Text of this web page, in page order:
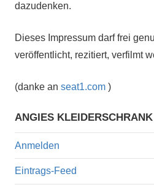
dazudenken.
Dieses Impressum darf frei
veröffentlicht, rezitiert, verfilmt
(danke an seat1.com )
ANGIES KLEIDERSCHRANK
Anmelden
Eintrags-Feed